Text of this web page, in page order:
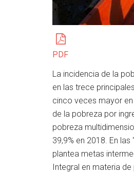
PDF
La incidencia de la
en las trece
cinco veces mayor en
de la pobreza por
pobreza
39,9% en 2018. En
plantea metas
Integral en materia